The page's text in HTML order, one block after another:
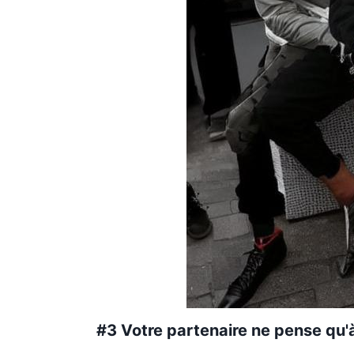
#3 Votre partenaire ne pense